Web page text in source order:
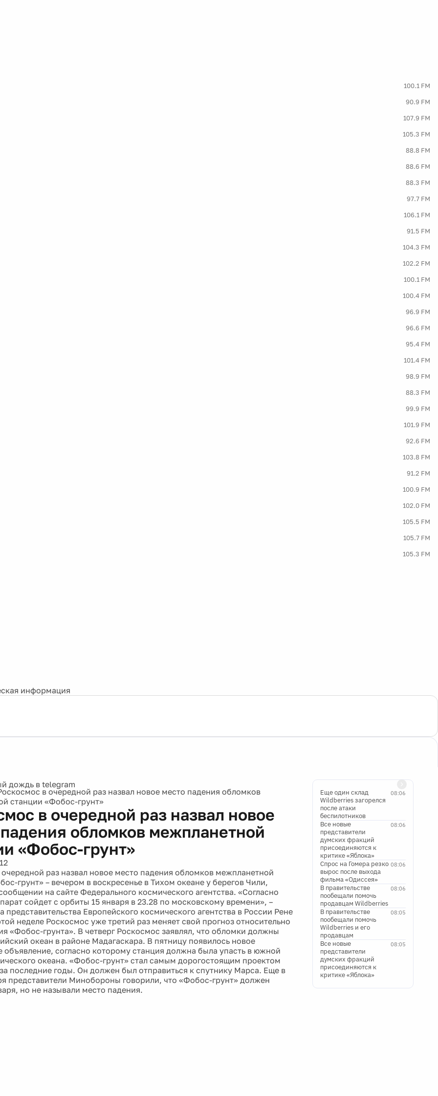
100.1 FM
90.9 FM
107.9 FM
105.3 FM
88.8 FM
88.6 FM
88.3 FM
97.7 FM
106.1 FM
91.5 FM
104.3 FM
102.2 FM
100.1 FM
100.4 FM
96.9 FM
96.6 FM
95.4 FM
101.4 FM
98.9 FM
88.3 FM
99.9 FM
101.9 FM
92.6 FM
103.8 FM
91.2 FM
100.9 FM
102.0 FM
105.5 FM
105.7 FM
105.3 FM
информация
в очередной раз назвал новое место падения обломков
станции «Фобос-грунт»
в очередной раз назвал новое
обломков межпланетной
«Фобос-грунт»
раз назвал новое место падения обломков межпланетной
грунт» – вечером в воскресенье в Тихом океане у берегов Чили,
на сайте Федерального космического агентства. «Согласно
сойдет с орбиты 15 января в 23.28 по московскому времени», –
представительства Европейского космического агентства в России Рене
неделе Роскосмос уже третий раз меняет свой прогноз относительно
«Фобос-грунта». В четверг Роскосмос заявлял, что обломки должны
океан в районе Мадагаскара. В пятницу появилось новое
объявление, согласно которому станция должна была упасть в южной
океана. «Фобос-грунт» стал самым дорогостоящим проектом
последние годы. Он должен был отправиться к спутнику Марса. Еще в
представители Минобороны говорили, что «Фобос-грунт» должен
но не называли место падения.
08:06
Еще один склад
Wildberries загорелся
после атаки
беспилотников
08:06
Все новые
представители
думских фракций
присоединяются к
критике «Яблока»
08:06
Спрос на Гомера резко
вырос после выхода
фильма «Одиссея»
08:06
В правительстве
пообещали помочь
продавцам Wildberries
08:05
В правительстве
пообещали помочь
Wildberries и его
продавцам
08:05
Все новые
представители
думских фракций
присоединяются к
критике «Яблока»